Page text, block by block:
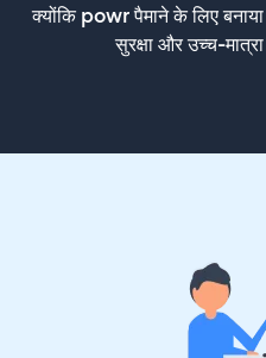
क्योंकि powr पैमाने के लिए
सुरक्षा और उच्च-